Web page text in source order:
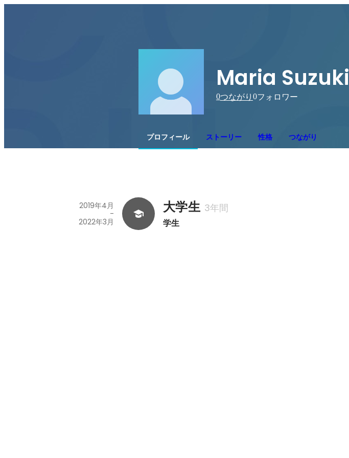
Maria Suzuki
0つながり 0フォロワー
プロフィール ストーリー 性格 つながり
大学生 3年間
学生
2019年4月
-
2022年3月